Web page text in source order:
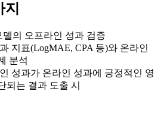
의 오프라인 성과 검증
지표(LogMAE, CPA 등)와 온라인
분석
성과가 온라인 성과에 긍정적인 영
되는 결과 도출 시